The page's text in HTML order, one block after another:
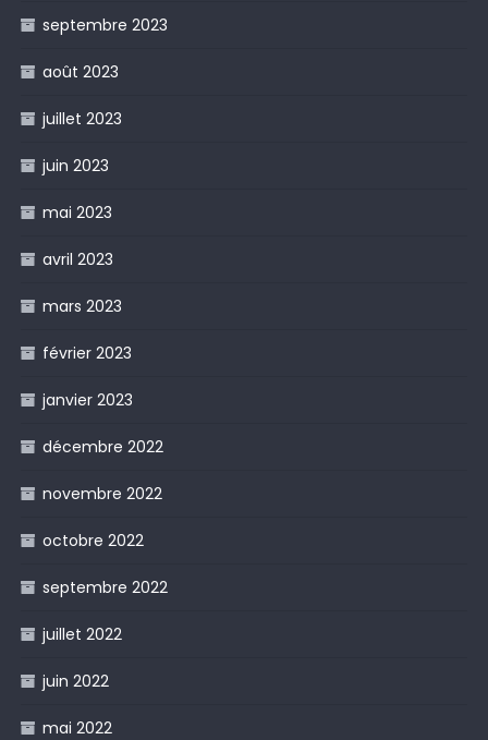
septembre 2023
août 2023
juillet 2023
juin 2023
mai 2023
avril 2023
mars 2023
février 2023
janvier 2023
décembre 2022
novembre 2022
octobre 2022
septembre 2022
juillet 2022
juin 2022
mai 2022